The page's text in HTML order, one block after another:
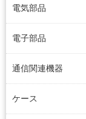
電気部品
電子部品
通信関連機器
ケース